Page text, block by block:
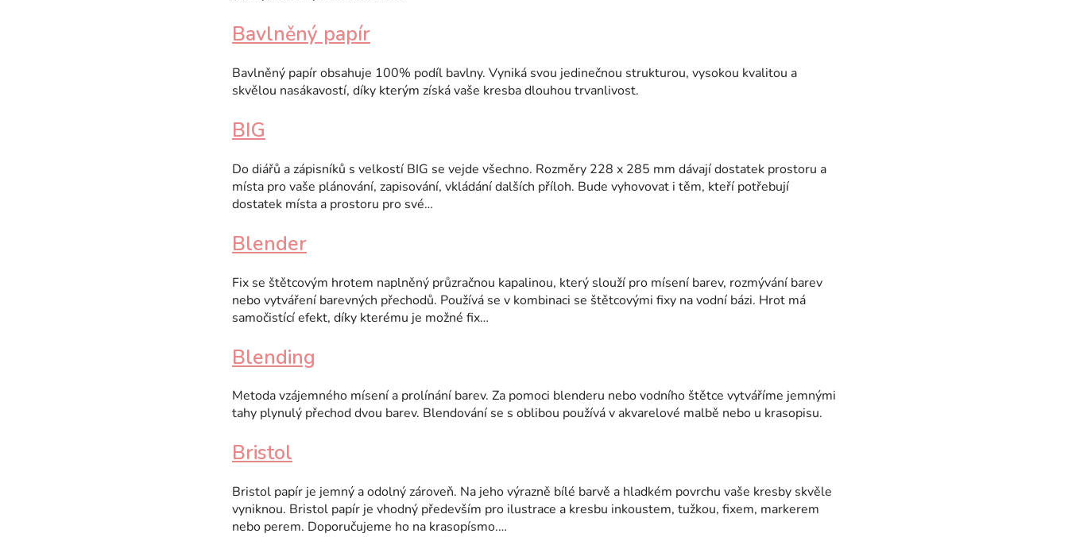
Bavlněný papír
Bavlněný papír obsahuje 100% podíl bavlny. Vyniká svou jedinečnou strukturou, vysokou kvalitou a
skvělou nasákavostí, díky kterým získá vaše kresba dlouhou trvanlivost.
BIG
Do diářů a zápisníků s velkostí BIG se vejde všechno. Rozměry 228 x 285 mm dávají dostatek prostoru a
místa pro vaše plánování, zapisování, vkládání dalších příloh. Bude vyhovovat i těm, kteří potřebují
dostatek místa a prostoru pro své…
Blender
Fix se štětcovým hrotem naplněný průzračnou kapalinou, který slouží pro mísení barev, rozmývání barev
nebo vytváření barevných přechodů. Používá se v kombinaci se štětcovými fixy na vodní bázi. Hrot má
samočistící efekt, díky kterému je možné fix…
Blending
Metoda vzájemného mísení a prolínání barev. Za pomoci blenderu nebo vodního štětce vytváříme jemnými
tahy plynulý přechod dvou barev. Blendování se s oblibou používá v akvarelové malbě nebo u krasopisu.
Bristol
Bristol papír je jemný a odolný zároveň. Na jeho výrazně bílé barvě a hladkém povrchu vaše kresby skvěle
vyniknou. Bristol papír je vhodný především pro ilustrace a kresbu inkoustem, tužkou, fixem, markerem
nebo perem. Doporučujeme ho na krasopísmo.…